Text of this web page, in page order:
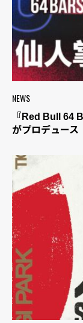
NEWS
『Red Bull 64
がプロデュース